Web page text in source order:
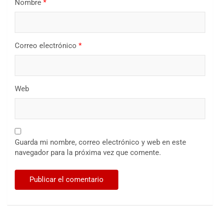
Nombre *
Correo electrónico *
Web
Guarda mi nombre, correo electrónico y web en este
navegador para la próxima vez que comente.